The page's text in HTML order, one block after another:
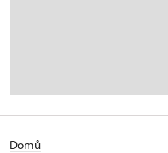
Domů